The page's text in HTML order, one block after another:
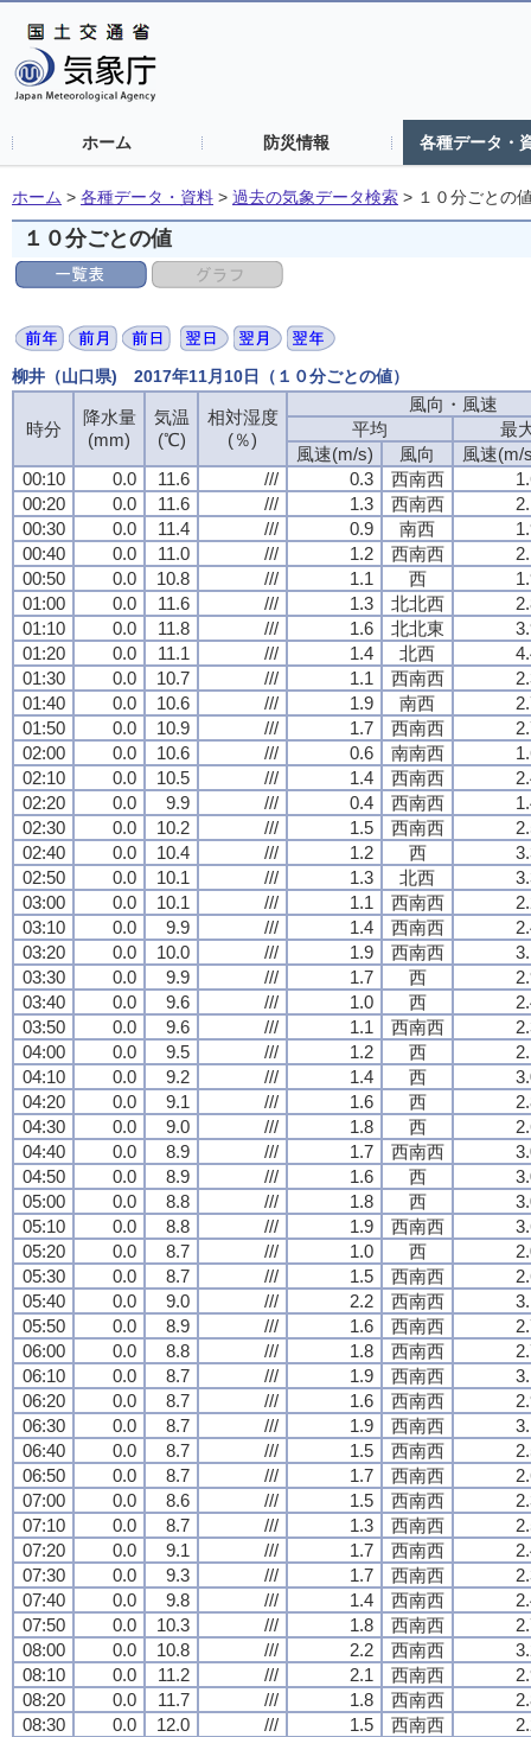
ホーム 防災情報 各種データ・
ホーム > 各種データ・資料 > 過去の気象データ検索 > １０分ごとの
１０分ごとの値
柳井（山口県) 2017年11月10日（１０分ごとの値）
時分
降水量
(mm)
気温
(℃)
相対湿度
(％)
風向・風速
平均
最
風速(m/s)
風向
風速(m/
00:10
0.0 11.6 /// 0.3 西南西
00:20
0.0 11.6 /// 1.3 西南西
00:30
0.0 11.4 /// 0.9 南西
00:40
0.0 11.0 /// 1.2 西南西
00:50
0.0 10.8 /// 1.1 西
01:00
0.0 11.6 /// 1.3 北北西
01:10
0.0 11.8 /// 1.6 北北東
01:20
0.0 11.1 /// 1.4 北西
01:30
0.0 10.7 /// 1.1 西南西
01:40
0.0 10.6 /// 1.9 南西
01:50
0.0 10.9 /// 1.7 西南西
02:00
0.0 10.6 /// 0.6 南南西
02:10
0.0 10.5 /// 1.4 西南西
02:20
0.0 9.9 /// 0.4 西南西
02:30
0.0 10.2 /// 1.5 西南西
02:40
0.0 10.4 /// 1.2 西
02:50
0.0 10.1 /// 1.3 北西
03:00
0.0 10.1 /// 1.1 西南西
03:10
0.0 9.9 /// 1.4 西南西
03:20
0.0 10.0 /// 1.9 西南西
03:30
0.0 9.9 /// 1.7 西
03:40
0.0 9.6 /// 1.0 西
03:50
0.0 9.6 /// 1.1 西南西
04:00
0.0 9.5 /// 1.2 西
04:10
0.0 9.2 /// 1.4 西
04:20
0.0 9.1 /// 1.6 西
04:30
0.0 9.0 /// 1.8 西
04:40
0.0 8.9 /// 1.7 西南西
04:50
0.0 8.9 /// 1.6 西
05:00
0.0 8.8 /// 1.8 西
05:10
0.0 8.8 /// 1.9 西南西
05:20
0.0 8.7 /// 1.0 西
05:30
0.0 8.7 /// 1.5 西南西
05:40
0.0 9.0 /// 2.2 西南西
05:50
0.0 8.9 /// 1.6 西南西
06:00
0.0 8.8 /// 1.8 西南西
06:10
0.0 8.7 /// 1.9 西南西
06:20
0.0 8.7 /// 1.6 西南西
06:30
0.0 8.7 /// 1.9 西南西
06:40
0.0 8.7 /// 1.5 西南西
06:50
0.0 8.7 /// 1.7 西南西
07:00
0.0 8.6 /// 1.5 西南西
07:10
0.0 8.7 /// 1.3 西南西
07:20
0.0 9.1 /// 1.7 西南西
07:30
0.0 9.3 /// 1.7 西南西
07:40
0.0 9.8 /// 1.4 西南西
07:50
0.0 10.3 /// 1.8 西南西
08:00
0.0 10.8 /// 2.2 西南西
08:10
0.0 11.2 /// 2.1 西南西
08:20
0.0 11.7 /// 1.8 西南西
08:30
0.0 12.0 /// 1.5 西南西